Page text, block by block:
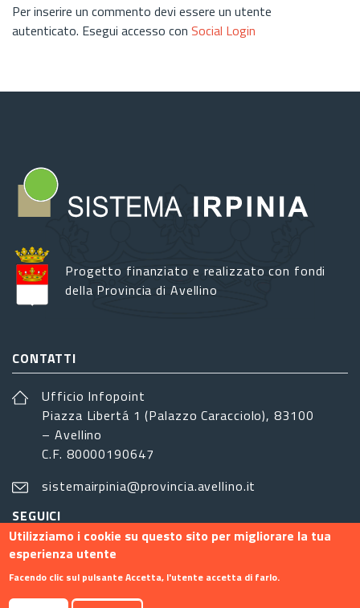
Per inserire un commento devi essere un utente
autenticato. Esegui accesso con Social Login
Progetto finanziato e realizzato con fondi
della Provincia di Avellino
CONTATTI
Ufficio Infopoint
Piazza Libertá 1 (Palazzo Caracciolo), 83100
– Avellino
C.F. 80000190647
sistemairpinia@provincia.avellino.it
SEGUICI
Utilizziamo i cookie su questo sito per migliorare la tua
esperienza utente
Facendo clic sul pulsante Accetta, l'utente accetta di farlo.